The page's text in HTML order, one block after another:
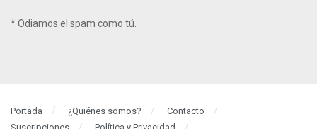
* Odiamos el spam como tú.
Portada ¿Quiénes somos?
Contacto